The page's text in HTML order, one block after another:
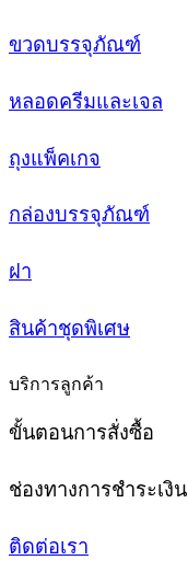
ขวดบรรจุภัณฑ์
หลอดครีมและเจล
ถุงแพ็คเกจ
กล่องบรรจุภัณฑ์
ฝา
สินค้าชุดพิเศษ
บริการลูกค้า
ขั้นตอนการสั่งซื้อ
ช่องทางการชำระเงิน
ติดต่อเรา